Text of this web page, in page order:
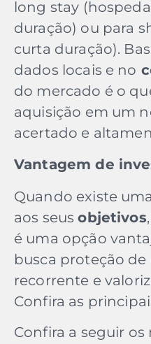
long stay
duração) ou para
curta duração).
dados locais e no
do mercado é o
aquisição em um
acertado e
Vantagem de
Quando existe uma
aos seusobjetivos
é uma opção
busca proteção de
recorrente e
Confira as
Confira a seguir